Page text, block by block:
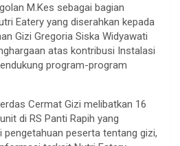
M.Kes sebagai bagian
Eatery yang diserahkan kepada
Gizi Gregoria Siska Widyawati
atas kontribusi Instalasi
program-program
Cermat Gizi melibatkan 16
di RS Panti Rapih yang
pengetahuan peserta tentang gizi,